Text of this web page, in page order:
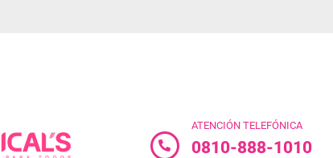
ATENCIÓN TELEFÓNICA
0810-888-1010